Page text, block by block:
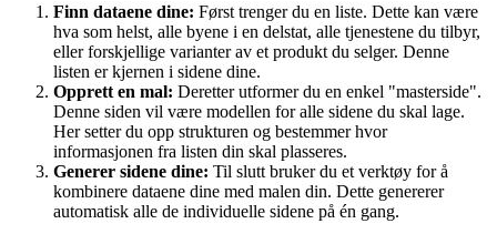
Finn dataene dine: Først trenger du en liste. Dette kan være
hva som helst, alle byene i en delstat, alle tjenestene du tilbyr,
eller forskjellige varianter av et produkt du selger. Denne
listen er kjernen i sidene dine.
Opprett en mal: Deretter utformer du en enkel "masterside".
Denne siden vil være modellen for alle sidene du skal lage.
Her setter du opp strukturen og bestemmer hvor
informasjonen fra listen din skal plasseres.
Generer sidene dine: Til slutt bruker du et verktøy for å
kombinere dataene dine med malen din. Dette genererer
automatisk alle de individuelle sidene på én gang.